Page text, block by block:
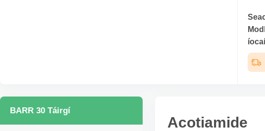
BARR 30 Táirgí
Acotiamide